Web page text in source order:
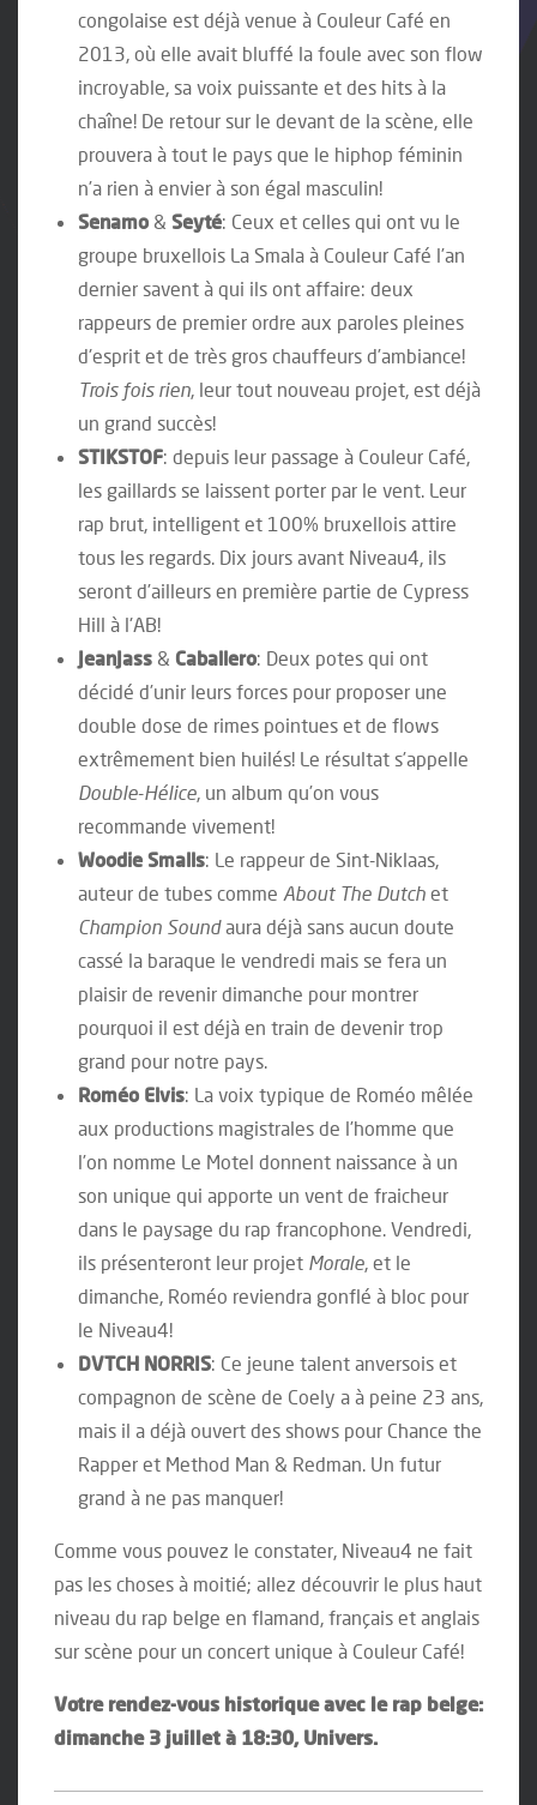
congolaise est déjà venue à Couleur Café en
2013, où elle avait bluffé la foule avec son flow
incroyable, sa voix puissante et des hits à la
chaîne! De retour sur le devant de la scène, elle
prouvera à tout le pays que le hiphop féminin
n’a rien à envier à son égal masculin!
Senamo & Seyté: Ceux et celles qui ont vu le
groupe bruxellois La Smala à Couleur Café l’an
dernier savent à qui ils ont affaire: deux
rappeurs de premier ordre aux paroles pleines
d'esprit et de très gros chauffeurs d’ambiance!
Trois fois rien, leur tout nouveau projet, est déjà
un grand succès!
STIKSTOF: depuis leur passage à Couleur Café,
les gaillards se laissent porter par le vent. Leur
rap brut, intelligent et 100% bruxellois attire
tous les regards. Dix jours avant Niveau4, ils
seront d’ailleurs en première partie de Cypress
Hill à l'AB!
JeanJass & Caballero: Deux potes qui ont
décidé d’unir leurs forces pour proposer une
double dose de rimes pointues et de flows
extrêmement bien huilés! Le résultat s’appelle
Double-Hélice, un album qu’on vous
recommande vivement!
Woodie Smalls: Le rappeur de Sint-Niklaas,
auteur de tubes comme About The Dutch et
Champion Soundaura déjà sans aucun doute
cassé la baraque le vendredi mais se fera un
plaisir de revenir dimanche pour montrer
pourquoi il est déjà en train de devenir trop
grand pour notre pays.
Roméo Elvis: La voix typique de Roméo mêlée
aux productions magistrales de l’homme que
l’on nomme Le Motel donnent naissance à un
son unique qui apporte un vent de fraicheur
dans le paysage du rap francophone. Vendredi,
ils présenteront leur projet Morale, et le
dimanche, Roméo reviendra gonflé à bloc pour
le Niveau4!
DVTCH NORRIS: Ce jeune talent anversois et
compagnon de scène de Coely a à peine 23 ans,
mais il a déjà ouvert des shows pour Chance the
Rapper et Method Man & Redman. Un futur
grand à ne pas manquer!
Comme vous pouvez le constater, Niveau4 ne fait
pas les choses à moitié; allez découvrir le plus haut
niveau du rap belge en flamand, français et anglais
sur scène pour un concert unique à Couleur Café!
Votre rendez-vous historique avec le rap belge:
dimanche 3 juillet à 18:30, Univers.